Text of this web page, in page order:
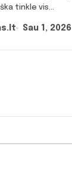
tinkle vis...
Sau 1, 2026